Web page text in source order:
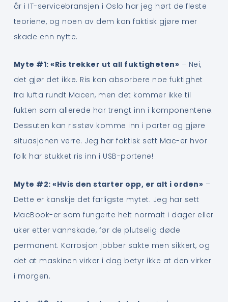
år i IT-servicebransjen i Oslo har jeg hørt de fleste
teoriene, og noen av dem kan faktisk gjøre mer
skade enn nytte.
Myte #1: «Ris trekker ut all fuktigheten» – Nei,
det gjør det ikke. Ris kan absorbere noe fuktighet
fra lufta rundt Macen, men det kommer ikke til
fukten som allerede har trengt inn i komponentene.
Dessuten kan risstøv komme inn i porter og gjøre
situasjonen verre. Jeg har faktisk sett Mac-er hvor
folk har stukket ris inn i USB-portene!
Myte #2: «Hvis den starter opp, er alt i orden» –
Dette er kanskje det farligste mytet. Jeg har sett
MacBook-er som fungerte helt normalt i dager eller
uker etter vannskade, før de plutselig døde
permanent. Korrosjon jobber sakte men sikkert, og
det at maskinen virker i dag betyr ikke at den virker
i morgen.